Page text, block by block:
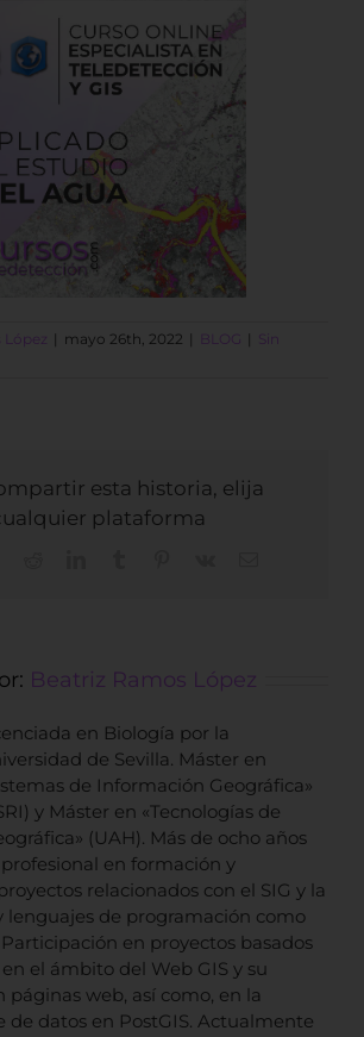
López | mayo 26th, 2022 | BLOG | Sin
esta historia, elija
plataforma
Beatriz Ramos López
en Biología por la
de Sevilla. Máster en
de Información Geográfica»
y Máster en «Tecnologías de
(UAH). Más de ocho años
en formación y
relacionados con el SIG y la
lenguajes de programación como
Participación en proyectos basados
el ámbito del Web GIS y su
páginas web, así como, en la
de datos en PostGIS. Actualmente